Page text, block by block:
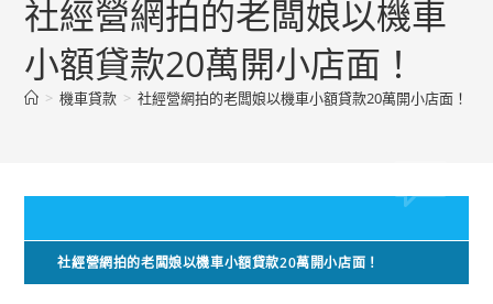
社經營網拍的老闆娘以機車
小額貸款20萬開小店面！
> 機車貸款 > 社經營網拍的老闆娘以機車小額貸款20萬開小店面！
社經營網拍的老闆娘以機車小額貸款20萬開小店面！